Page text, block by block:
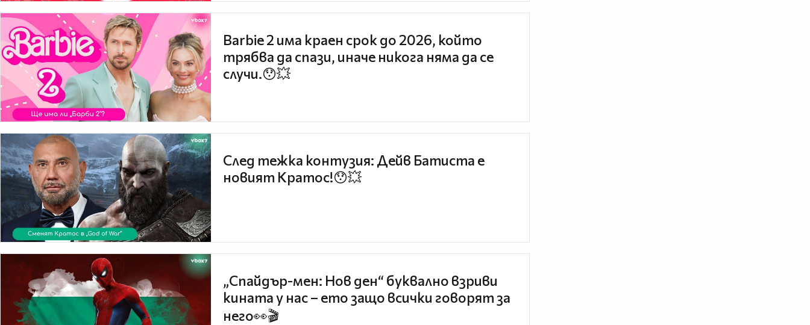
Barbie 2 има краен срок до 2026, който
трябва да спази, иначе никога няма да се
случи.😯💥
След тежка контузия: Дейв Батиста е
новият Кратос!😯💥
„Спайдър-мен: Нов ден“ буквално взриви
кината у нас – ето защо всички говорят за
него👀🎬